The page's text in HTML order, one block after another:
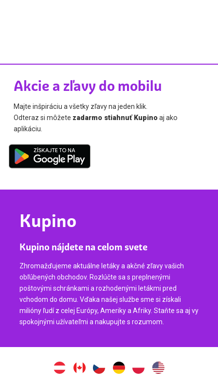
Akcie a zľavy do mobilu
Majte inšpiráciu a všetky zľavy na jeden klik.
Odteraz si môžete zadarmo stiahnuť Kupinoaj ako
aplikáciu.
Kupino
Kupino nájdete na celom svete
Zhromažďujeme aktuálne letáky a akčné zľavy vašich
obľúbených obchodov. Rozlúčte sa s preplnenými
poštovými schránkami a rozhodenými letákmi pred
vchodom do domu. Vďaka našej službe sme si získali
milióny ľudí z celej Európy, Ameriky a Afriky. Staňte sa aj vy
spokojnými užívateľmi a nakupujte s rozumom.